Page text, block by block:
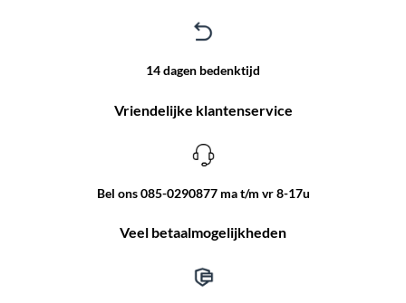
14 dagen bedenktijd
Vriendelijke klantenservice
Bel ons 085-0290877 ma t/m vr 8-17u
Veel betaalmogelijkheden